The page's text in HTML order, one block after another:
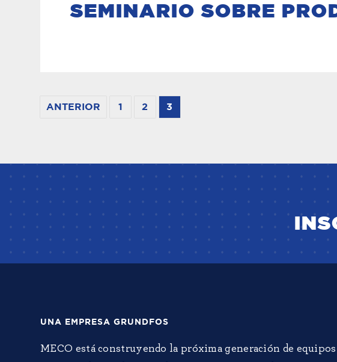
SEMINARIO SOBRE
ANTERIOR 1 2 3
UNA EMPRESA GRUNDFOS
MECO está construyendo la próxima generación de